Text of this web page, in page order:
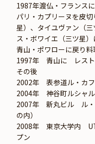
1987年渡仏・フランス
パリ・カプリーヌを皮
星）、タイユヴァン（
ス・ボワイエ（三ツ星
青山・ポワローに戻り
1997年　青山に　レス
その後
2002年　表参道ル・カ
2004年　神谷町ルシャ
2007年　新丸ビル　ル
の内）
2008年　東京大学内　
プン